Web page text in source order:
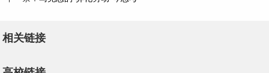
相关链接